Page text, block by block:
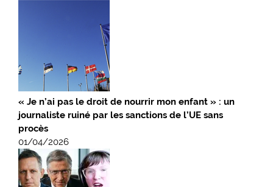
« Je n’ai pas le droit de nourrir mon enfant » : un
journaliste ruiné par les sanctions de l’UE sans
procès
01/04/2026